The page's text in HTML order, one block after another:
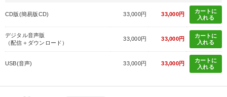
【2026年7月】音声・映像ご案内商品 企業戦略に学ぶ
CD版(簡易版CD) 33,000円 33,000円
カートに
入れる
デジタル音声版
（配信＋ダウンロード）
33,000円 33,000円
カートに
入れる
USB(音声) 33,000円 33,000円
カートに
入れる